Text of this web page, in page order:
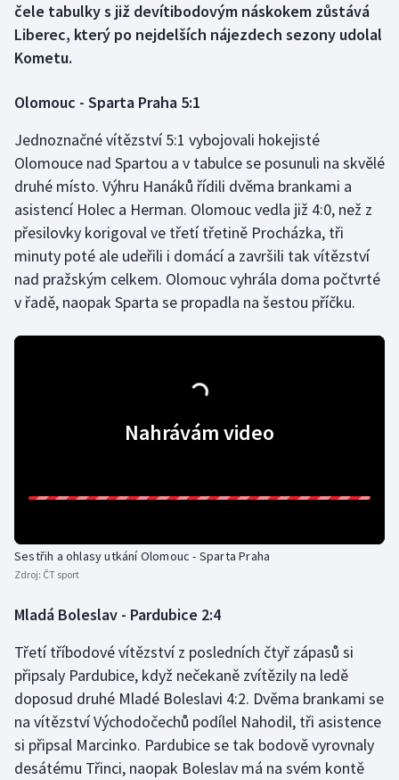
Futsal
Golf
Gymnastika
Házená
Jezdectví
Judo
Krasobruslení
Olympijské hry
Plavání
Plážový volejbal
Rychlobruslení
Rychlostní kanoistika
čele tabulky s již devítibodovým náskokem zůstává
Liberec, který po nejdelších nájezdech sezony udolal
Kometu.
Olomouc - Sparta Praha 5:1
Jednoznačné vítězství 5:1 vybojovali hokejisté
Olomouce nad Spartou a v tabulce se posunuli na skvělé
druhé místo. Výhru Hanáků řídili dvěma brankami a
asistencí Holec a Herman. Olomouc vedla již 4:0, než z
přesilovky korigoval ve třetí třetině Procházka, tři
minuty poté ale udeřili i domácí a završili tak vítězství
nad pražským celkem. Olomouc vyhrála doma počtvrté
v řadě, naopak Sparta se propadla na šestou příčku.
Nahrávám video
Sestřih a ohlasy utkání Olomouc - Sparta Praha
Zdroj: ČT sport
Mladá Boleslav - Pardubice 2:4
Třetí tříbodové vítězství z posledních čtyř zápasů si
připsaly Pardubice, když nečekaně zvítězily na ledě
doposud druhé Mladé Boleslavi 4:2. Dvěma brankami se
na vítězství Východočechů podílel Nahodil, tři asistence
si připsal Marcinko. Pardubice se tak bodově vyrovnaly
desátému Třinci, naopak Boleslav má na svém kontě